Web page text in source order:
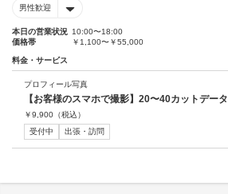
男性歓迎
本日の営業状況 10:00〜18:00
価格帯
￥1,100〜￥55,000
料金・サービス
プロフィール写真
【お客様のスマホで撮影】20〜40カットデータ
￥9,900 （税込）
受付中
出張・訪問